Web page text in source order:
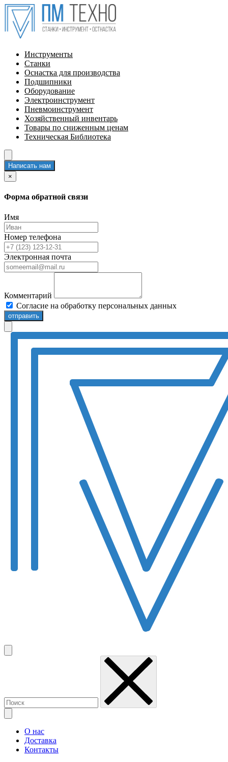
Инструменты
Станки
Оснастка для производства
Подшипники
Оборудование
Электроинструмент
Пневмоинструмент
Хозяйственный инвентарь
Товары по сниженным ценам
Техническая Библиотека
Написать нам
×
Форма обратной связи
Имя
Номер телефона
Электронная почта
Комментарий
Согласие на обработку персональных данных
отправить
О нас
Доставка
Контакты